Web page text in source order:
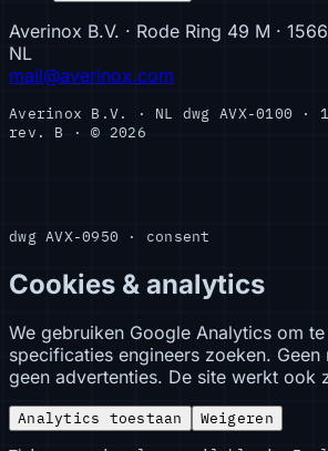
Averinox B.V. · Rode Ring 49 M ·
NL
mail@averinox.com
Averinox B.V. · NL dwg AVX-0100 ·
rev. B · © 2026
dwg AVX-0950 · consent
Cookies & analytics
We gebruiken Google Analytics om
specificaties engineers zoeken.
geen advertenties. De site werkt ook
Analytics toestaan
Weigeren